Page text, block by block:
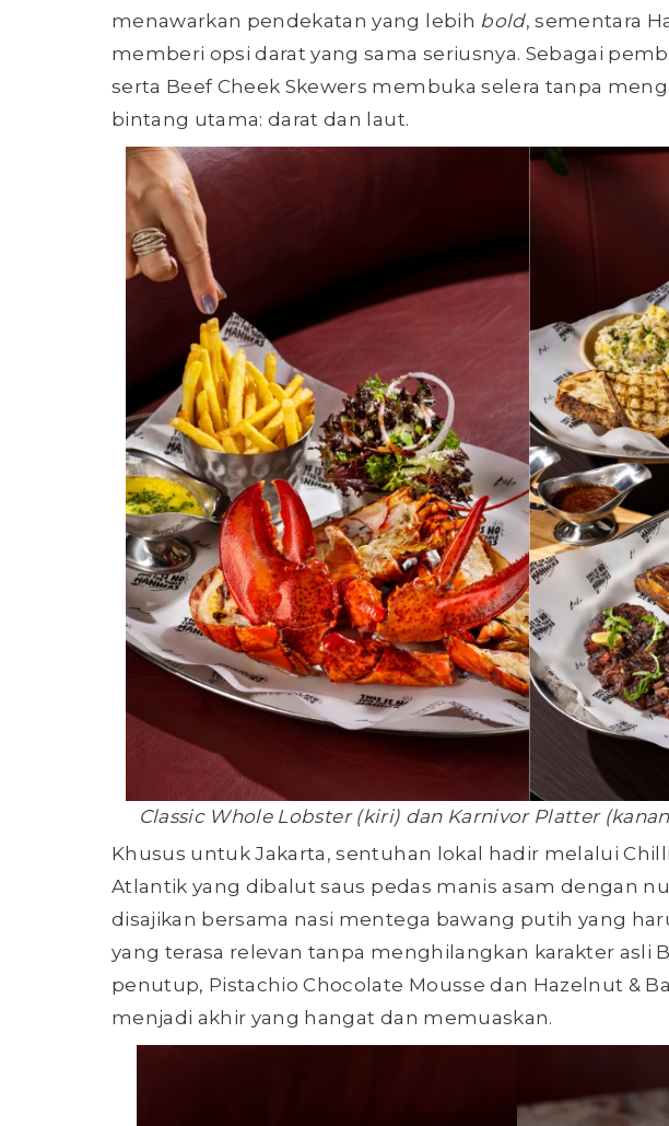
menawarkan pendekatan yang lebih bold, sementara
memberi opsi darat yang sama seriusnya. Sebagai
serta Beef Cheek Skewers membuka selera tanpa
bintang utama: darat dan laut.
Classic Whole Lobster (kiri) dan Karnivor Platter
Khusus untuk Jakarta, sentuhan lokal hadir melalui
Atlantik yang dibalut saus pedas manis asam dengan
disajikan bersama nasi mentega bawang putih yang
yang terasa relevan tanpa menghilangkan karakter asli
penutup, Pistachio Chocolate Mousse dan Hazelnut &
menjadi akhir yang hangat dan memuaskan.